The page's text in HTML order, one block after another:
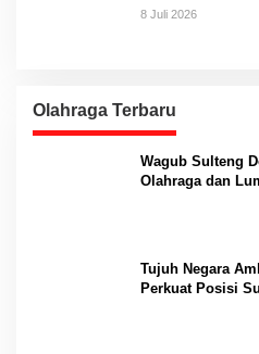
8 Juli 2026
Olahraga Terbaru
Wagub Sulteng
Olahraga dan
Tujuh Negara
Perkuat Posisi